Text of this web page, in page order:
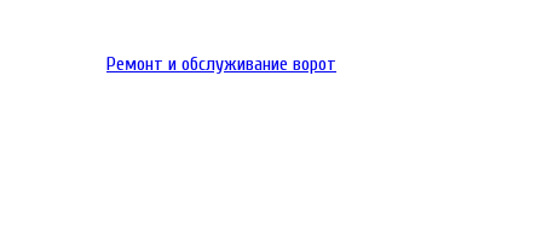
Ремонт и обслуживание ворот